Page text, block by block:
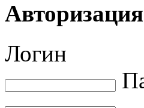
Авторизация
Логин